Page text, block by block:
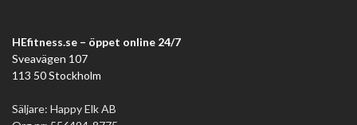
HEfitness.se – öppet online 24/7
Sveavägen 107
113 50 Stockholm
Säljare: Happy Elk AB